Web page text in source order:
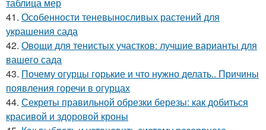
41. Особенности теневыносливых растений для
украшения сада
42. Овощи для тенистых участков: лучшие варианты для
вашего сада
43. Почему огурцы горькие и что нужно делать.. Причины
появления горечи в огурцах
44. Секреты правильной обрезки березы: как добиться
красивой и здоровой кроны